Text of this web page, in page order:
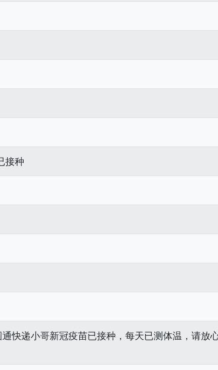
接种
快递小哥新冠疫苗已接种，每天已测体温，请放